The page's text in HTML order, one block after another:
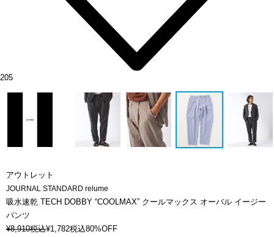
205
アウトレット
JOURNAL STANDARD relume
吸水速乾 TECH DOBBY “COOLMAX” クールマックス オーバル イージー
パンツ
¥8,910税込¥1,782税込80%OFF